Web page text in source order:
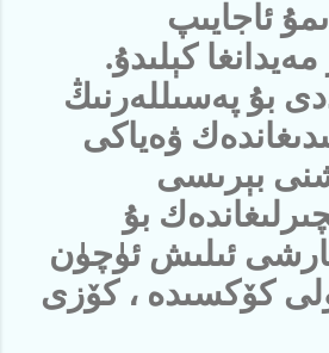
ئاجايىپ
كېلىدۇ.
بۇ پەسىللەرنىڭ
ۋەياكى
بېرىسى
بۇ
ئىلىش ئۈچۈن
كۆكسىدە ، كۆزى